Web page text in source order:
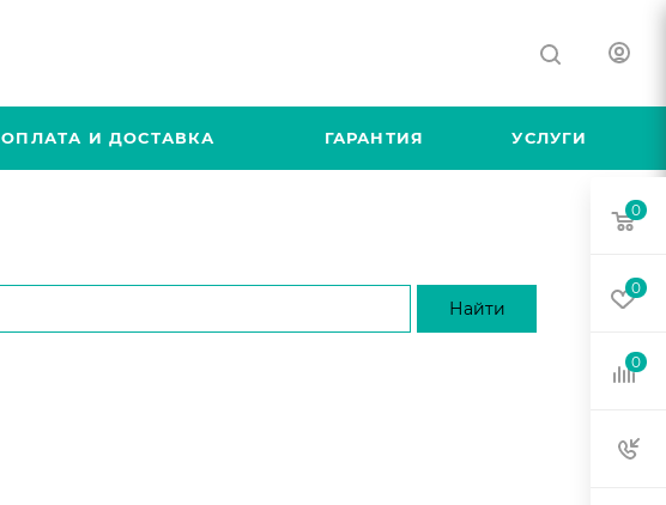
ОПЛАТА И ДОСТАВКА ГАРАНТИЯ УСЛУГИ
0
0
0